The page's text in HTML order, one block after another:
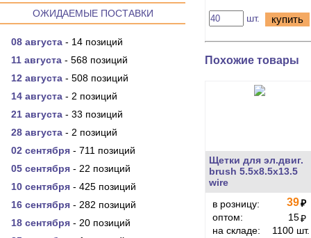
ОЖИДАЕМЫЕ ПОСТАВКИ
08 августа - 14 позиций
11 августа - 568 позиций
12 августа - 508 позиций
14 августа - 2 позиций
21 августа - 33 позиций
28 августа - 2 позиций
02 сентября - 711 позиций
05 сентября - 22 позиций
10 сентября - 425 позиций
16 сентября - 282 позиций
18 сентября - 20 позиций
шт. купить
Похожие товары
Щетки для эл.двиг.
brush 5.5x8.5x13.5
wire
в розницу:
39₽
оптом:
15₽
на складе:
1100 шт.